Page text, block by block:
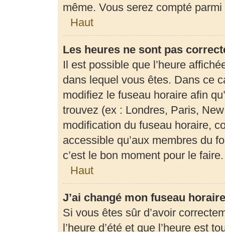
même. Vous serez compté
Haut
Les heures ne sont pas
Il est possible que l’heure
dans lequel vous êtes. Dans ce
modifiez le fuseau horaire afin
trouvez (ex : Londres, Paris,
modification du fuseau horaire,
accessible qu’aux membres du
c’est le bon moment pour le faire.
Haut
J’ai changé mon fuseau
Si vous êtes sûr d’avoir
l’heure d’été et que l’heure est